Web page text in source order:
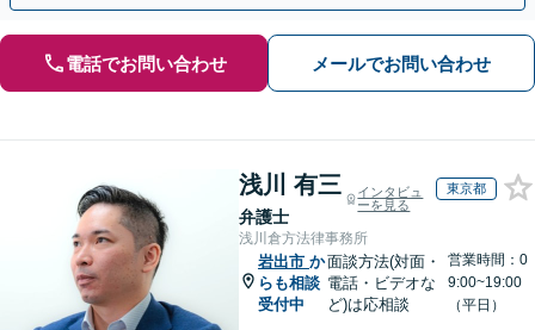
電話でお問い合わせ メールでお問い合わせ
浅川 有三
弁護士
インタビュ
ーを見る
東京都
浅川倉方法律事務所
岩出市 か
らも相談
受付中
面談方法(対面・
電話・ビデオな
ど)は応相談
営業時間：0
9:00~19:00
（平日）